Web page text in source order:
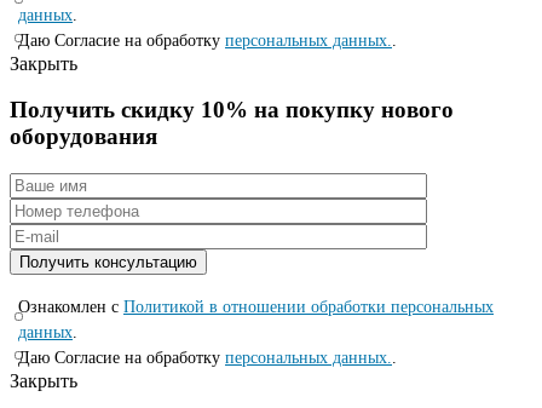
данных
Даю Согласие на обработку персональных данных.
Закрыть
Получить скидку 10% на покупку нового
оборудования
Ознакомлен с Политикой в отношении обработки персональных
данных
Даю Согласие на обработку персональных данных.
Закрыть